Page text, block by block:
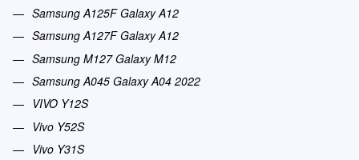
Samsung A125F Galaxy A12
Samsung A127F Galaxy A12
Samsung M127 Galaxy M12
Samsung A045 Galaxy A04 2022
VIVO Y12S
Vivo Y52S
Vivo Y31S